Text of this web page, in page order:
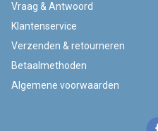
Vraag & Antwoord
Klantenservice
Verzenden & retourneren
Betaalmethoden
Algemene voorwaarden